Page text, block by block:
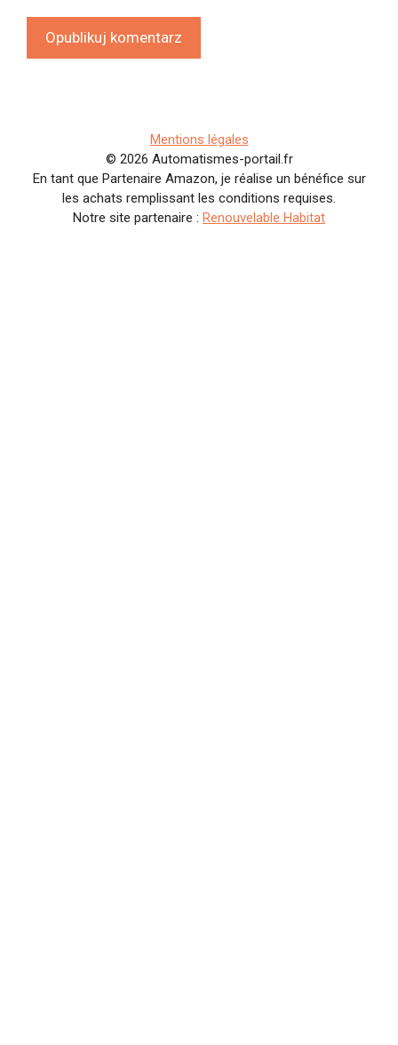
Mentions légales
© 2026 Automatismes-portail.fr
En tant que Partenaire Amazon, je réalise un bénéfice sur
les achats remplissant les conditions requises.
Notre site partenaire : Renouvelable Habitat